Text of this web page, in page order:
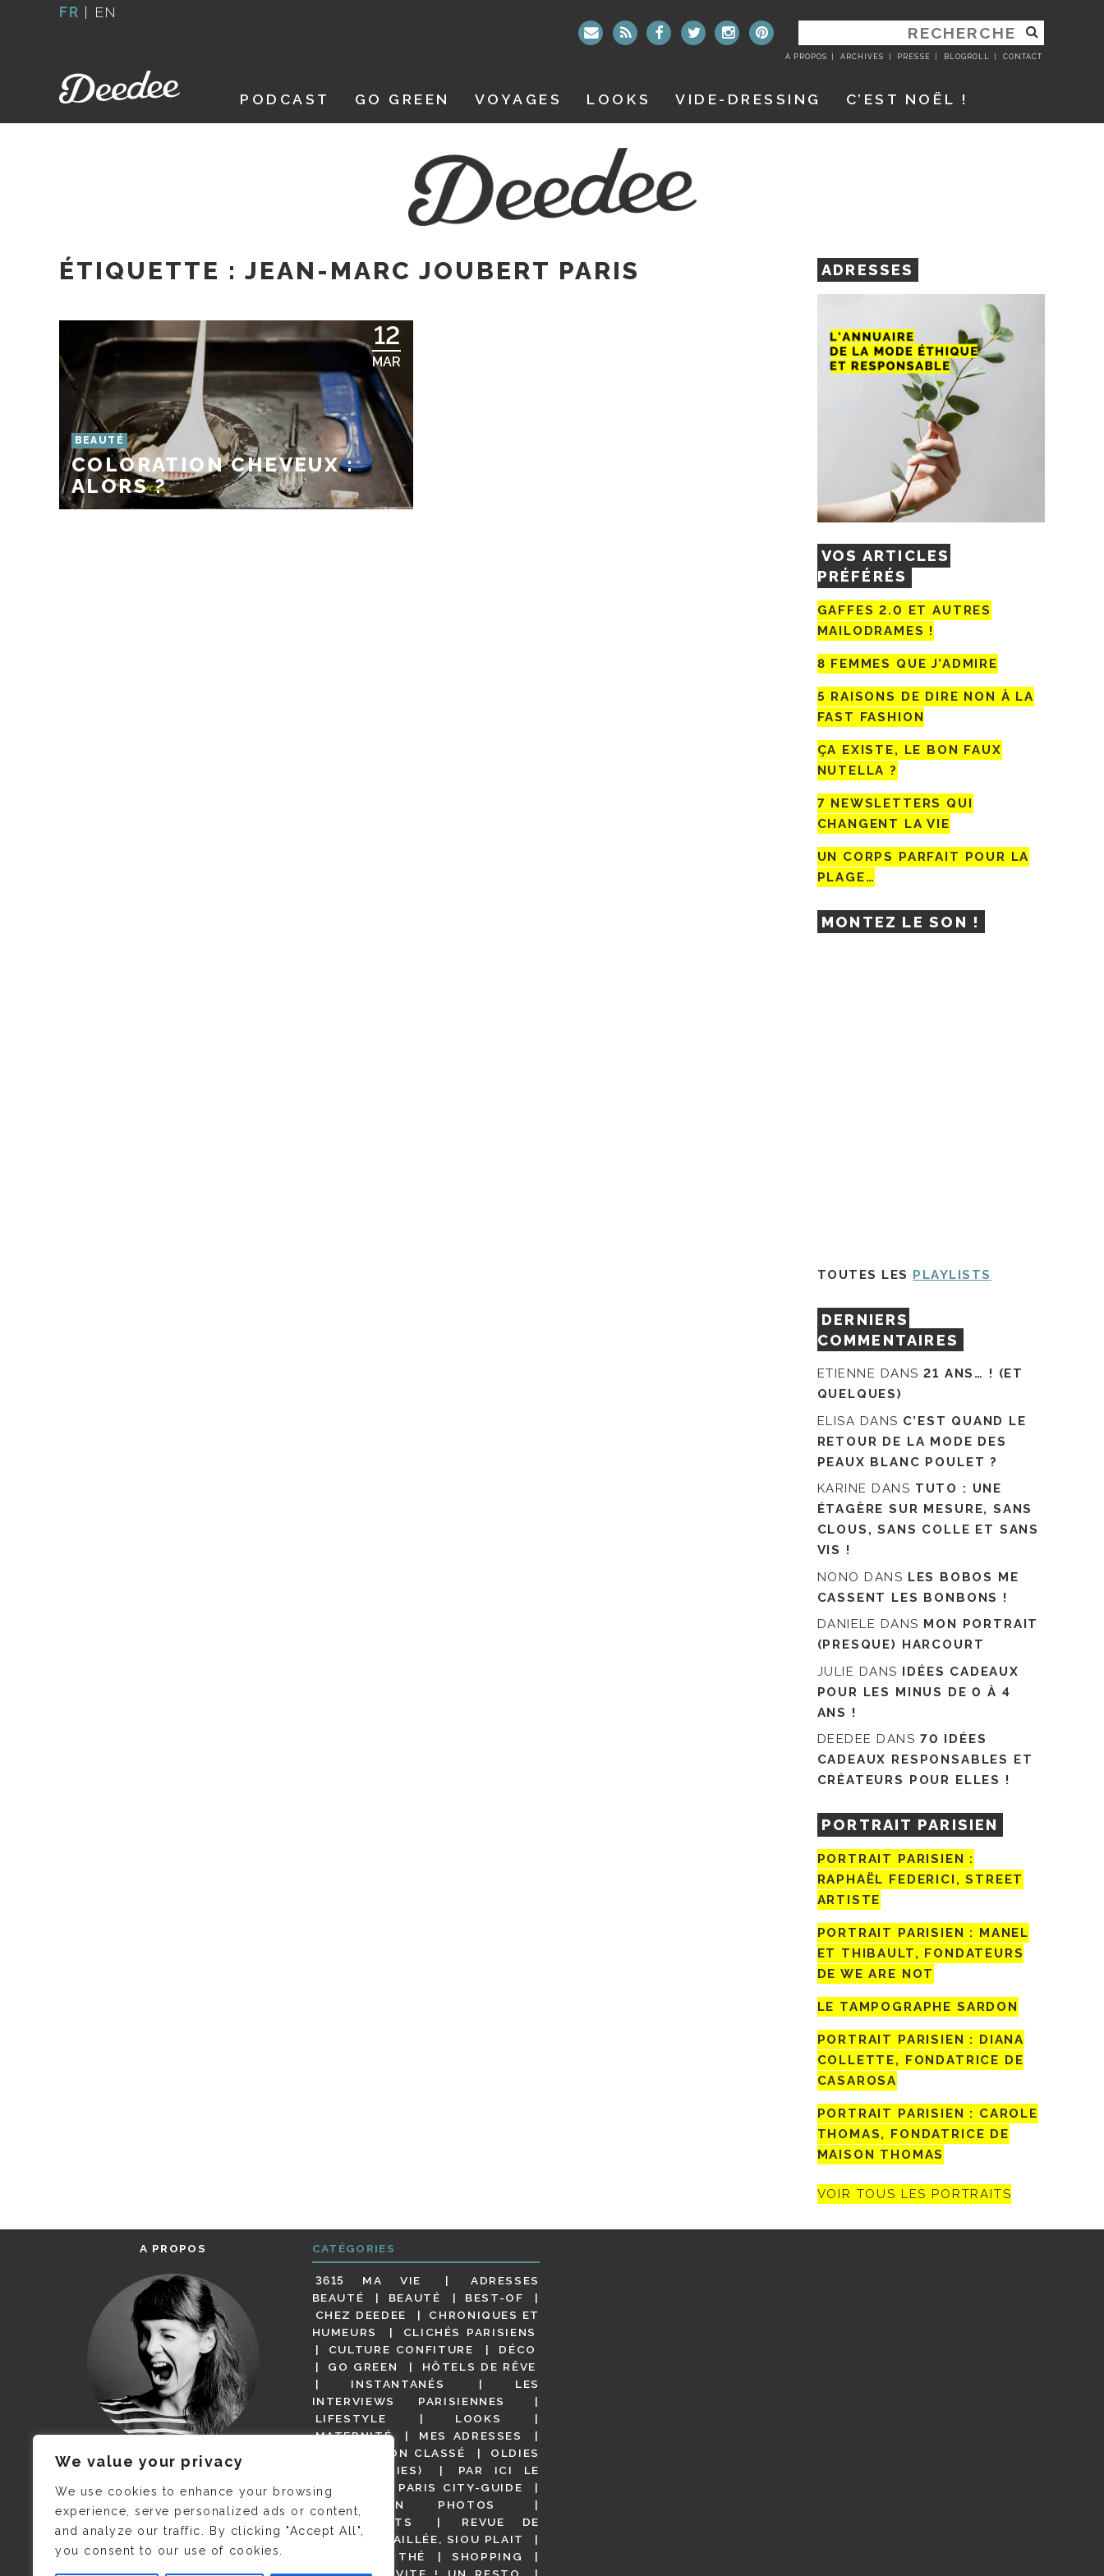
We value your privacy
We use cookies to enhance your browsing
experience, serve personalized ads or content,
and analyze our traffic. By clicking "Accept All",
you consent to our use of cookies.
FR | EN
RECHERCHER
:
A PROPOS ARCHIVES PRESSE BLOGROLL CONTACT
PODCAST GO GREEN VOYAGES LOOKS VIDE-DRESSING C’EST NOËL !
ÉTIQUETTE : JEAN-MARC JOUBERT PARIS
12
MAR
BEAUTÉ
COLORATION CHEVEUX :
ALORS ?
ADRESSES
VOS ARTICLES
PRÉFÉRÉS
GAFFES 2.0 ET AUTRES
MAILODRAMES !
8 FEMMES QUE J’ADMIRE
5 RAISONS DE DIRE NON À LA
FAST FASHION
ÇA EXISTE, LE BON FAUX
NUTELLA ?
7 NEWSLETTERS QUI
CHANGENT LA VIE
UN CORPS PARFAIT POUR LA
PLAGE…
MONTEZ LE SON !
TOUTES LES PLAYLISTS
DERNIERS
COMMENTAIRES
ETIENNE DANS21 ANS… ! (ET
QUELQUES)
ELISA DANS C’EST QUAND LE
RETOUR DE LA MODE DES
PEAUX BLANC POULET ?
KARINE DANS TUTO : UNE
ÉTAGÈRE SUR MESURE, SANS
CLOUS, SANS COLLE ET SANS
VIS !
NONO DANS LES BOBOS ME
CASSENT LES BONBONS !
DANIELE DANS MON PORTRAIT
(PRESQUE) HARCOURT
JULIE DANS IDÉES CADEAUX
POUR LES MINUS DE 0 À 4
ANS !
DEEDEE DANS 70 IDÉES
CADEAUX RESPONSABLES ET
CRÉATEURS POUR ELLES !
PORTRAIT PARISIEN
PORTRAIT PARISIEN :
RAPHAËL FEDERICI, STREET
ARTISTE
PORTRAIT PARISIEN : MANEL
ET THIBAULT, FONDATEURS
DE WE ARE NOT
LE TAMPOGRAPHE SARDON
PORTRAIT PARISIEN : DIANA
COLLETTE, FONDATRICE DE
CASAROSA
PORTRAIT PARISIEN : CAROLE
THOMAS, FONDATRICE DE
MAISON THOMAS
VOIR TOUS LES PORTRAITS
A PROPOS
JE M’APPELLE DELPHINE MAIS
C’EST ©CAMILLE COLLIN QUI A
PRIS CETTE PHOTO !
CATÉGORIES
3615 MA VIE
ADRESSES
BEAUTÉ
BEAUTÉ
BEST-OF
CHEZ DEEDEE
CHRONIQUES ET
HUMEURS
CLICHÉS PARISIENS
CULTURE CONFITURE
DÉCO
GO GREEN
HÔTELS DE RÊVE
INSTANTANÉS
LES
INTERVIEWS PARISIENNES
LIFESTYLE
LOOKS
MATERNITÉ
MES ADRESSES
NON CLASSÉ
OLDIES
(BUT GOODIES)
PAR ICI LE
MAGOT !
PARIS CITY-GUIDE
PARIS EN PHOTOS
RESTAURANTS
REVUE DE
PRESSE DÉTAILLÉE, SIOU PLAIT
SALONS DE THÉ
SHOPPING
VIDÉOS
VITE ! UN RESTO